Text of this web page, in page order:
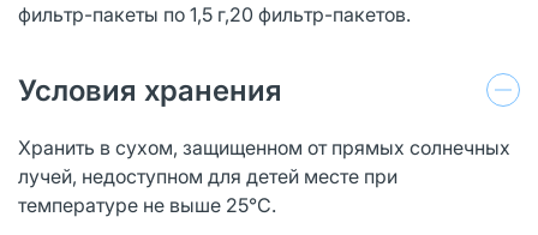
фильтр-пакеты по 1,5 г,20 фильтр-пакетов.
Условия хранения
Хранить в сухом, защищенном от прямых солнечных
лучей, недоступном для детей месте при
температуре не выше 25°С.